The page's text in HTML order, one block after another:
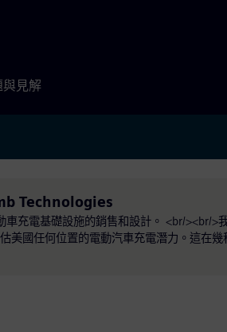
與見解
Technologies
充電基礎設施的銷售和設計。 <br/><br/>
美國任何位置的電動汽車充電潛力。這在